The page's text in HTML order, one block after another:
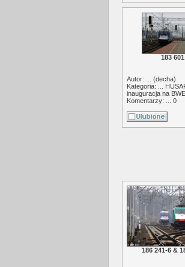
183 601
Autor: ... (decha)
Kategoria: ...
inauguracja na BWE
Komentarzy: ... 0
186 241-6 &